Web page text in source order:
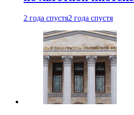
2 года спустя2 года спустя